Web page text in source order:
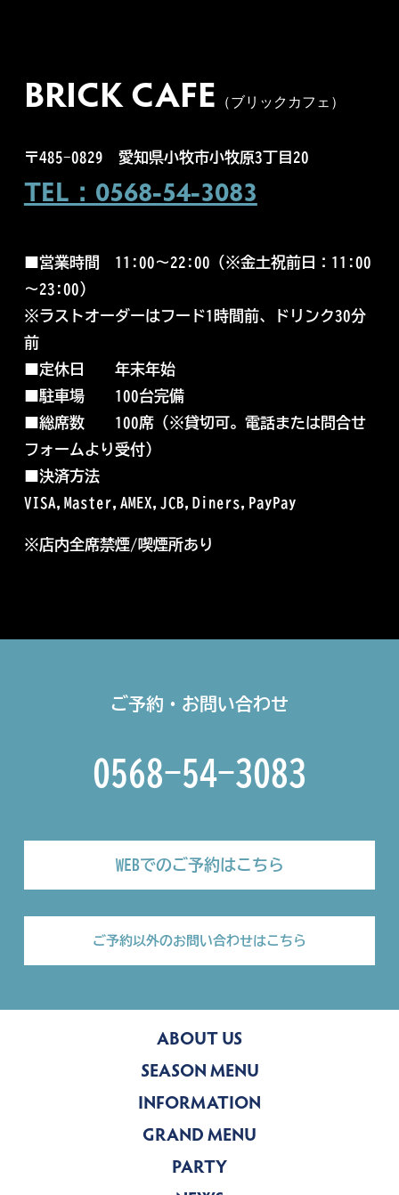
BRICK CAFE （ブリックカフェ）
〒485-0829 愛知県小牧市小牧原3丁目20
TEL：0568-54-3083
■営業時間 11:00～22:00（ ※金土祝前日：11:00
～23:00）
※ラストオーダーはフード1時間前、ドリンク30分
前
定休日 年末年始
駐車場 100台完備
総席数 100席（※貸切可。電話または問合せ
フォームより受付）
決済方法
VISA,Master,AMEX,JCB,Diners,PayPay
※店内全席禁煙/喫煙所あり
ご予約・お問い合わせ
0568-54-3083
WEBでのご予約はこちら
ご予約以外のお問い合わせはこちら
ABOUT US
SEASON MENU
INFORMATION
GRAND MENU
PARTY